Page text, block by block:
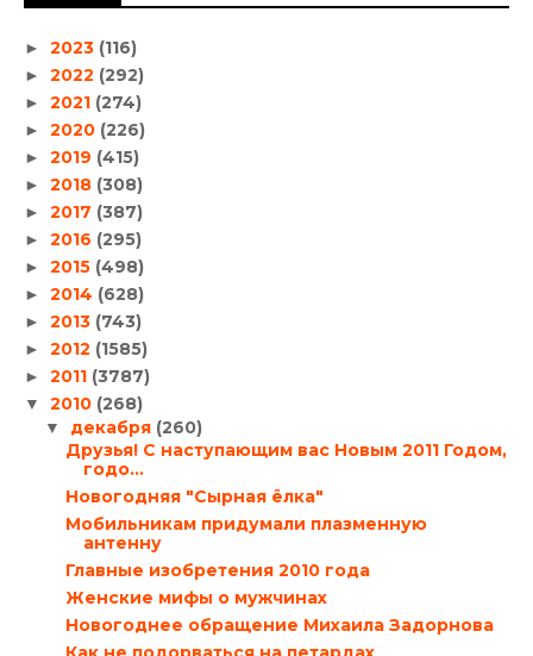
► 2023 (116)
► 2022 (292)
► 2021 (274)
► 2020 (226)
► 2019 (415)
► 2018 (308)
► 2017 (387)
► 2016 (295)
► 2015 (498)
► 2014 (628)
► 2013 (743)
► 2012 (1585)
► 2011 (3787)
▼ 2010 (268)
▼ декабря (260)
Друзья! С наступающим вас Новым 2011 Годом,
годо...
Новогодняя "Сырная ёлка"
Мобильникам придумали плазменную
антенну
Главные изобретения 2010 года
Женские мифы о мужчинах
Новогоднее обращение Михаила Задорнова